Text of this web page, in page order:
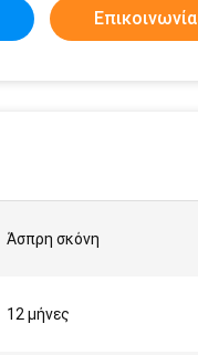
Επικοινωνία
Άσπρη σκόνη
12 μήνες